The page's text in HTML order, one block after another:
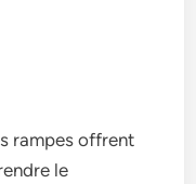
rampes offrent
le